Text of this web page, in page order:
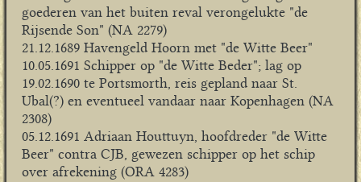
goederen van het buiten reval verongelukte "de
Rijsende Son" (NA 2279)
21.12.1689 Havengeld Hoorn met "de Witte Beer"
10.05.1691 Schipper op "de Witte Beder"; lag op
19.02.1690 te Portsmorth, reis gepland naar St.
Ubal(?) en eventueel vandaar naar Kopenhagen (NA
2308)
05.12.1691 Adriaan Houttuyn, hoofdreder "de Witte
Beer" contra CJB, gewezen schipper op het schip
over afrekening (ORA 4283)